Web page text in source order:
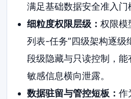
满足基础数据安全准入门
细粒度权限层级： 权限模
列表-任务”四级架构逐级
段级隐藏与只读控制，
敏感信息横向泄露。
数据驻留与管控短板： 作